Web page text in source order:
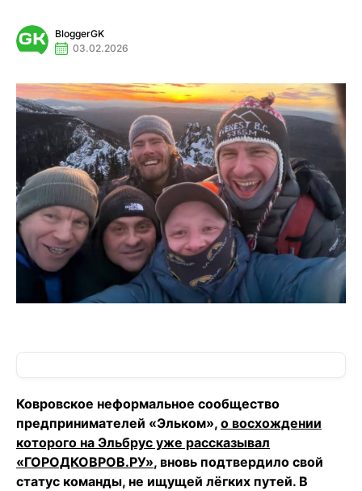
BloggerGK
03.02.2026
Ковровское неформальное сообщество
предпринимателей «Эльком», о восхождении
которого на Эльбрус уже рассказывал
«ГОРОДКОВРОВ.РУ», вновь подтвердило свой
статус команды, не ищущей лёгких путей. В